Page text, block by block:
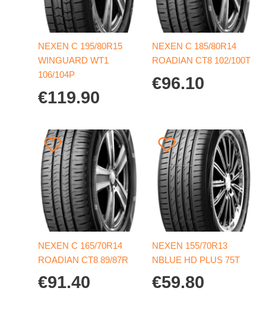
NEXEN C 195/80R15
WINGUARD WT1
106/104P
€119.90
NEXEN C 185/80R14
ROADIAN CT8 102/100T
€96.10
NEXEN C 165/70R14
ROADIAN CT8 89/87R
€91.40
NEXEN 155/70R13
NBLUE HD PLUS 75T
€59.80